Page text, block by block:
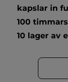
kapslar in
100
10 lager av